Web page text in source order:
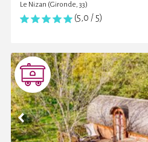
Le Nizan (Gironde, 33)
(5,0 / 5)